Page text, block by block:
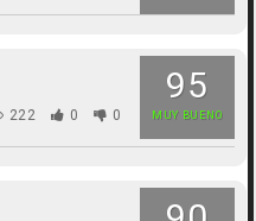
95
MUY BUENO
222 0 0